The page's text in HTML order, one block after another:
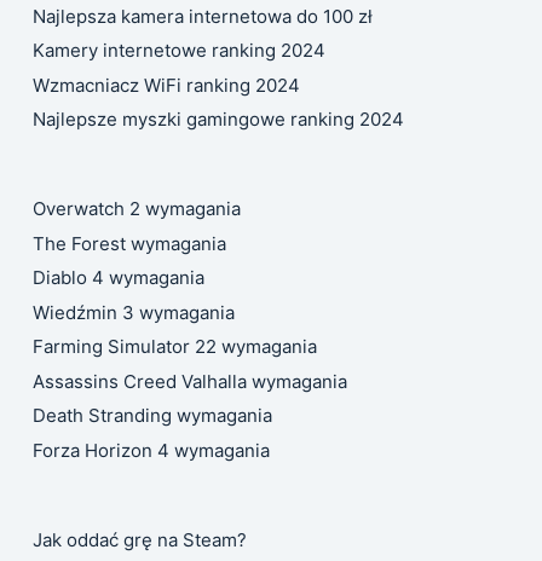
Najlepsza kamera internetowa do 100 zł
Kamery internetowe ranking 2024
Wzmacniacz WiFi ranking 2024
Najlepsze myszki gamingowe ranking 2024
Overwatch 2 wymagania
The Forest wymagania
Diablo 4 wymagania
Wiedźmin 3 wymagania
Farming Simulator 22 wymagania
Assassins Creed Valhalla wymagania
Death Stranding wymagania
Forza Horizon 4 wymagania
Jak oddać grę na Steam?